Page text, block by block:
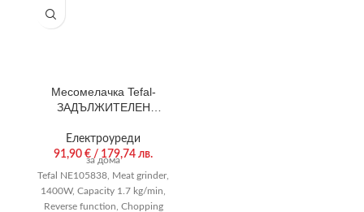
Месомелачка Tefal-
ЗАДЪЛЖИТЕЛЕН
МЕСНИ РЕЦЕПТИ.
Електроуреди
91,90 € / 179,74 лв.
за дома
Tefal NE105838, Meat grinder,
1400W, Capacity 1.7 kg/min,
Reverse function, Chopping